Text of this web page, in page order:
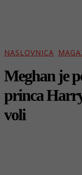
NASLOVNICA
Meghan je
princa
voli